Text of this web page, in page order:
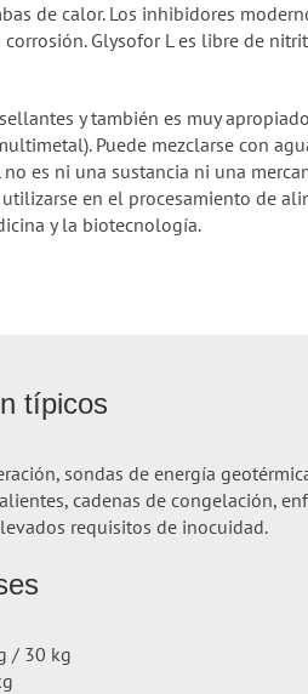
de calor. Los inhibidores
Glysofor L es libre de
y también es muy
Puede mezclarse con
es ni una sustancia ni una
en el procesamiento de
y la biotecnología.
típicos
sondas de energía
cadenas de congelación,
requisitos de inocuidad.
/ 30 kg